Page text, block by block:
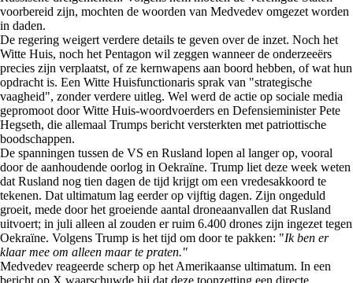
voorbereid zijn, mochten de woorden van Medvedev omgezet worden
in daden.
De regering weigert verdere details te geven over de inzet. Noch het
Witte Huis, noch het Pentagon wil zeggen wanneer de onderzeeërs
precies zijn verplaatst, of ze kernwapens aan boord hebben, of wat hun
opdracht is. Een Witte Huisfunctionaris sprak van "strategische
vaagheid", zonder verdere uitleg. Wel werd de actie op sociale media
gepromoot door Witte Huis-woordvoerders en Defensieminister Pete
Hegseth, die allemaal Trumps bericht versterkten met patriottische
boodschappen.
De spanningen tussen de VS en Rusland lopen al langer op, vooral
door de aanhoudende oorlog in Oekraïne. Trump liet deze week weten
dat Rusland nog tien dagen de tijd krijgt om een vredesakkoord te
tekenen. Dat ultimatum lag eerder op vijftig dagen. Zijn ongeduld
groeit, mede door het groeiende aantal droneaanvallen dat Rusland
uitvoert; in juli alleen al zouden er ruim 6.400 drones zijn ingezet tegen
Oekraïne. Volgens Trump is het tijd om door te pakken: "Ik ben er
klaar mee om alleen maar te praten."
Medvedev reageerde scherp op het Amerikaanse ultimatum. In een
bericht op X waarschuwde hij dat deze toonzetting een directe